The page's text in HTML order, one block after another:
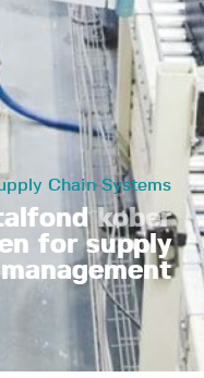
Chain Systems
køber
for supply